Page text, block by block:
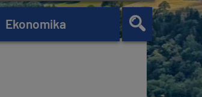
Ekonomika